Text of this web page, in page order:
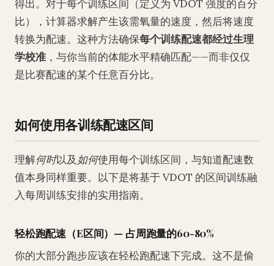
得出。对于每个训练区间（定义为 VDOT 强度的百分
比），计算器求解产生该需氧量的速度，然后将速度
转换为配速。这种方法确保每个训练配速都经过生理
学校准 ，与你当前的体能水平精确匹配——而非仅仅
是比赛配速的某个任意百分比。
如何使用各训练配速区间
理解何时以及 如何使用每个训练区间，与知道配速数
值本身同样重要。以下是将基于 VDOT 的区间训练融
入每周训练安排的实用指南。
轻松跑配速（E区间）— 占周跑量的60-80%
你的大部分跑步应该在轻松跑配速下完成。这不是偷